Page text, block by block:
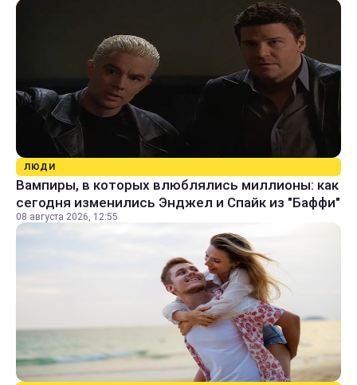
ЛЮДИ
Вампиры, в которых влюблялись миллионы: как
сегодня изменились Энджел и Спайк из "Баффи"
08 августа 2026, 12:55